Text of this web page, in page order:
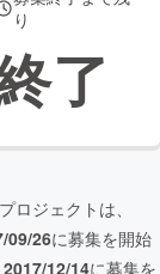
り
了
ロジェクトは、
09/26に募集を開始
2017/12/14に募集を